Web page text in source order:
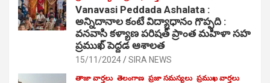
Vanavasi Peddada Ashalata :
అన్నిదానాల కంటే విద్యాధానం గొప్పది :
వనవాసి కళ్యాణ పరిషత్ ప్రాంత మహిళా సహ
ప్రముఖ్ పెద్దడ ఆశాలత
15/11/2024 SIRA NEWS
తాజా వార్తలు తెలంగాణ ప్రజా సమస్యలు ప్రముఖ వార్తలు